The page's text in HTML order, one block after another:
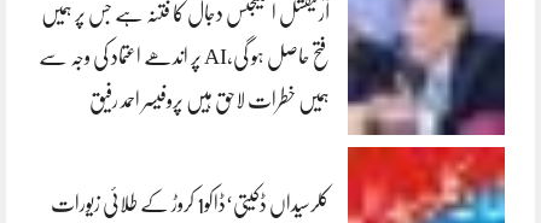
آرٹیفشل انٹلیجنس دجال کا فتنہ ہے جس پر ہمیں
فتح حاصل ہو گی،AI پر اندھے اعتماد کی وجہ سے
ہمیں خطرات لاحق ہیں پروفیسر احمد رفیق
کلرسیداں ڈکیتی‘ڈاکو1 کروڑ کے طلائی زیورات